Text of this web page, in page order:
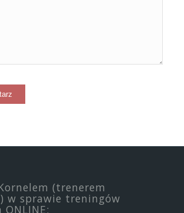
(trenerem
w sprawie treningów